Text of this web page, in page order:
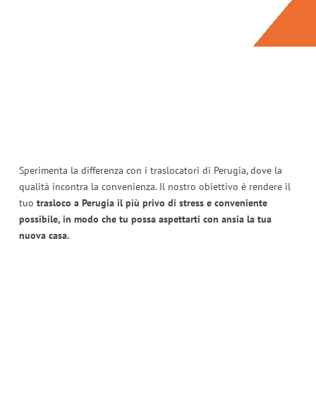
Sperimenta la differenza con i traslocatori di Perugia, dove la
qualità incontra la convenienza. Il nostro obiettivo è rendere il
tuo trasloco a Perugia il più privo di stress e conveniente
possibile, in modo che tu possa aspettarti con ansia la tua
nuova casa.